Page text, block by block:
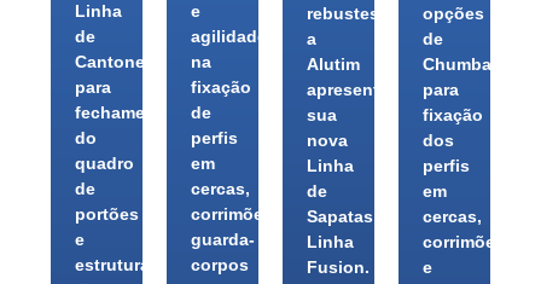
Linha
de
Cantoneiras
para
fechamento
do
quadro
de
portões
e
estruturas
e
agilidade
na
fixação
de
perfis
em
cercas,
corrimões,
guarda-
corpos
rebustes,
a
Alutim
apresenta
sua
nova
Linha
de
Sapatas:
Linha
Fusion.
opções
de
Chumbadores
para
fixação
dos
perfis
em
cercas,
corrimões
e